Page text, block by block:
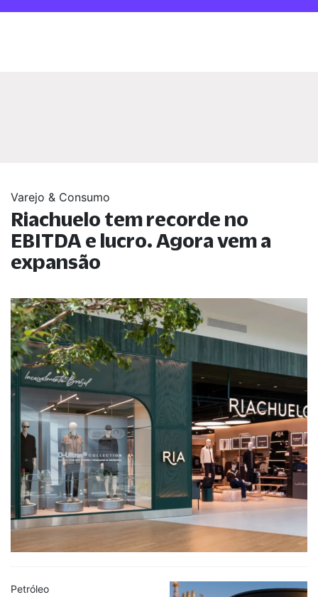
Varejo & Consumo
Riachuelo tem recorde no
EBITDA e lucro. Agora vem a
expansão
Petróleo